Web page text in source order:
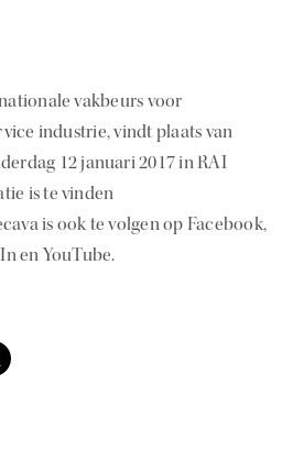
vakbeurs voor
industrie, vindt plaats van
12 januari 2017 in RAI
is te vinden
is ook te volgen op Facebook,
en YouTube.